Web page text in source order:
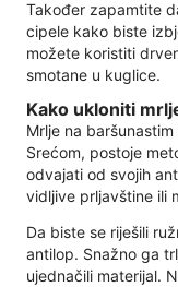
Također zapamtite
cipele kako biste
možete koristiti
smotane u kuglice.
Kako ukloniti
Mrlje na
Srećom, postoje
odvajati od svojih
vidljive prljavštine ili
Da biste se riješili
antilop. Snažno ga
ujednačili materijal.